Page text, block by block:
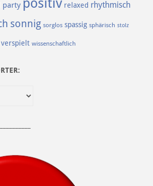
party positiv relaxed rhythmisch
sonnig sorglos spassig sphärisch stolz
verspielt wissenschaftlich